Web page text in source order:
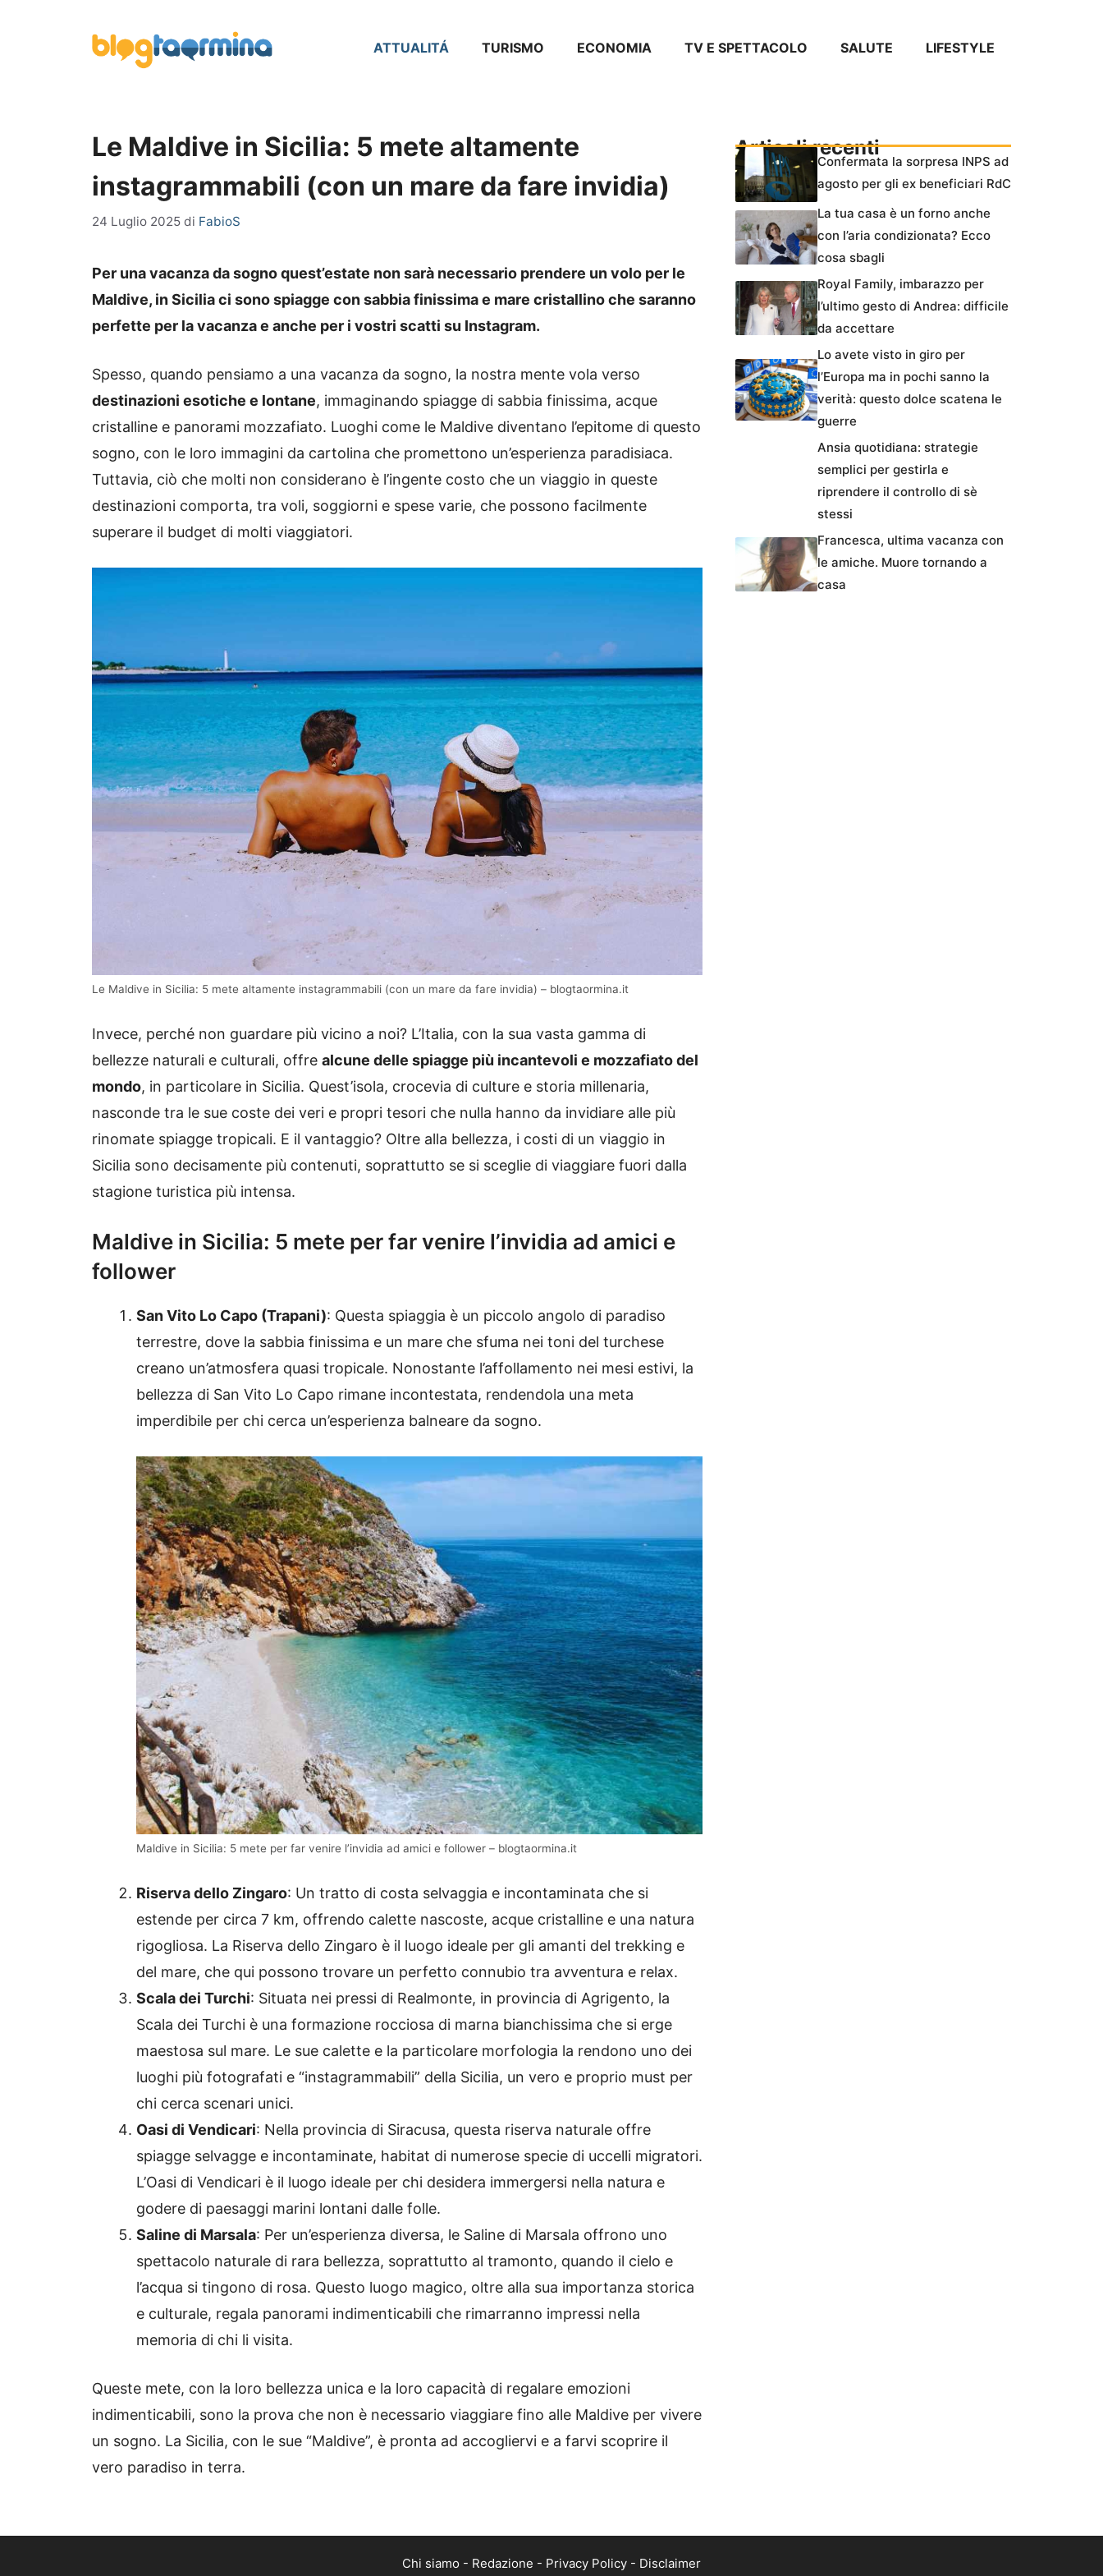
ATTUALITÁ TURISMO ECONOMIA TV E SPETTACOLO SALUTE LIFESTYLE
Le Maldive in Sicilia: 5 mete altamente
instagrammabili (con un mare da fare invidia)
24 Luglio 2025 di FabioS
Per una vacanza da sogno quest’estate non sarà necessario prendere un volo per le
Maldive, in Sicilia ci sono spiagge con sabbia finissima e mare cristallino che saranno
perfette per la vacanza e anche per i vostri scatti su Instagram.
Spesso, quando pensiamo a una vacanza da sogno, la nostra mente vola verso
destinazioni esotiche e lontane, immaginando spiagge di sabbia finissima, acque
cristalline e panorami mozzafiato. Luoghi come le Maldive diventano l’epitome di questo
sogno, con le loro immagini da cartolina che promettono un’esperienza paradisiaca.
Tuttavia, ciò che molti non considerano è l’ingente costo che un viaggio in queste
destinazioni comporta, tra voli, soggiorni e spese varie, che possono facilmente
superare il budget di molti viaggiatori.
Le Maldive in Sicilia: 5 mete altamente instagrammabili (con un mare da fare invidia) – blogtaormina.it
Invece, perché non guardare più vicino a noi? L’Italia, con la sua vasta gamma di
bellezze naturali e culturali, offre alcune delle spiagge più incantevoli e mozzafiato del
mondo, in particolare in Sicilia. Quest’isola, crocevia di culture e storia millenaria,
nasconde tra le sue coste dei veri e propri tesori che nulla hanno da invidiare alle più
rinomate spiagge tropicali. E il vantaggio? Oltre alla bellezza, i costi di un viaggio in
Sicilia sono decisamente più contenuti, soprattutto se si sceglie di viaggiare fuori dalla
stagione turistica più intensa.
Maldive in Sicilia: 5 mete per far venire l’invidia ad amici e
follower
San Vito Lo Capo (Trapani): Questa spiaggia è un piccolo angolo di paradiso
terrestre, dove la sabbia finissima e un mare che sfuma nei toni del turchese
creano un’atmosfera quasi tropicale. Nonostante l’affollamento nei mesi estivi, la
bellezza di San Vito Lo Capo rimane incontestata, rendendola una meta
imperdibile per chi cerca un’esperienza balneare da sogno.
Maldive in Sicilia: 5 mete per far venire l’invidia ad amici e follower – blogtaormina.it
Riserva dello Zingaro: Un tratto di costa selvaggia e incontaminata che si
estende per circa 7 km, offrendo calette nascoste, acque cristalline e una natura
rigogliosa. La Riserva dello Zingaro è il luogo ideale per gli amanti del trekking e
del mare, che qui possono trovare un perfetto connubio tra avventura e relax.
Scala dei Turchi: Situata nei pressi di Realmonte, in provincia di Agrigento, la
Scala dei Turchi è una formazione rocciosa di marna bianchissima che si erge
maestosa sul mare. Le sue calette e la particolare morfologia la rendono uno dei
luoghi più fotografati e “instagrammabili” della Sicilia, un vero e proprio must per
chi cerca scenari unici.
Oasi di Vendicari: Nella provincia di Siracusa, questa riserva naturale offre
spiagge selvagge e incontaminate, habitat di numerose specie di uccelli migratori.
L’Oasi di Vendicari è il luogo ideale per chi desidera immergersi nella natura e
godere di paesaggi marini lontani dalle folle.
Saline di Marsala: Per un’esperienza diversa, le Saline di Marsala offrono uno
spettacolo naturale di rara bellezza, soprattutto al tramonto, quando il cielo e
l’acqua si tingono di rosa. Questo luogo magico, oltre alla sua importanza storica
e culturale, regala panorami indimenticabili che rimarranno impressi nella
memoria di chi li visita.
Queste mete, con la loro bellezza unica e la loro capacità di regalare emozioni
indimenticabili, sono la prova che non è necessario viaggiare fino alle Maldive per vivere
un sogno. La Sicilia, con le sue “Maldive”, è pronta ad accogliervi e a farvi scoprire il
vero paradiso in terra.
Articoli recenti
Confermata la sorpresa INPS ad
agosto per gli ex beneficiari RdC
La tua casa è un forno anche
con l’aria condizionata? Ecco
cosa sbagli
Royal Family, imbarazzo per
l’ultimo gesto di Andrea: difficile
da accettare
Lo avete visto in giro per
l’Europa ma in pochi sanno la
verità: questo dolce scatena le
guerre
Ansia quotidiana: strategie
semplici per gestirla e
riprendere il controllo di sè
stessi
Francesca, ultima vacanza con
le amiche. Muore tornando a
casa
Chi siamo - Redazione - Privacy Policy - Disclaimer